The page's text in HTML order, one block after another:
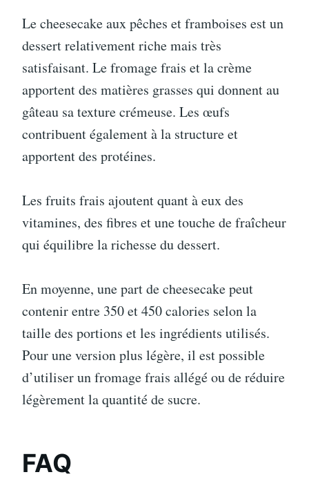
Le cheesecake aux pêches et framboises est un
dessert relativement riche mais très
satisfaisant. Le fromage frais et la crème
apportent des matières grasses qui donnent au
gâteau sa texture crémeuse. Les œufs
contribuent également à la structure et
apportent des protéines.
Les fruits frais ajoutent quant à eux des
vitamines, des fibres et une touche de fraîcheur
qui équilibre la richesse du dessert.
En moyenne, une part de cheesecake peut
contenir entre 350 et 450 calories selon la
taille des portions et les ingrédients utilisés.
Pour une version plus légère, il est possible
d’utiliser un fromage frais allégé ou de réduire
légèrement la quantité de sucre.
FAQ